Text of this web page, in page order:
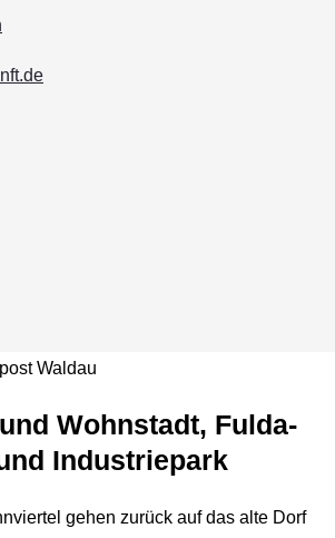
Wohnstadt, Fulda‐
Industriepark
gehen zurück auf das alte Dorf